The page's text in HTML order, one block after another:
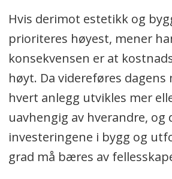
Hvis derimot estetikk og
prioriteres høyest, mener
konsekvensen er at
høyt. Da videreføres dagens
hvert anlegg utvikles mer
uavhengig av hverandre, og
investeringene i bygg og
grad må bæres av